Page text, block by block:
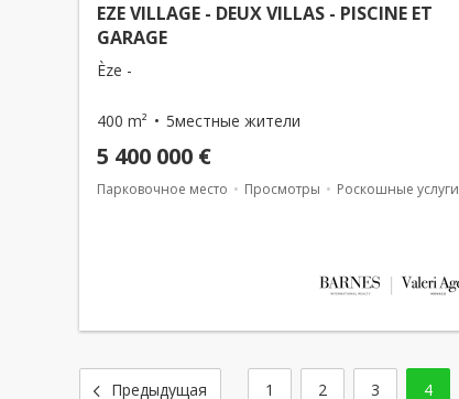
EZE VILLAGE - DEUX VILLAS - PISCINE ET
GARAGE
Èze -
400 m² 5местные жители
5 400 000 €
Парковочное место Просмотры Роскошные услуги
1 2 3 4